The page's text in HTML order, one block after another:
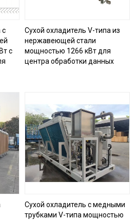
с
с
Сухой охладитель V-типа из
нержавеющей стали
мощностью 1266 кВт для
центра обработки данных
Сухой охладитель с медными
трубками V-типа мощностью